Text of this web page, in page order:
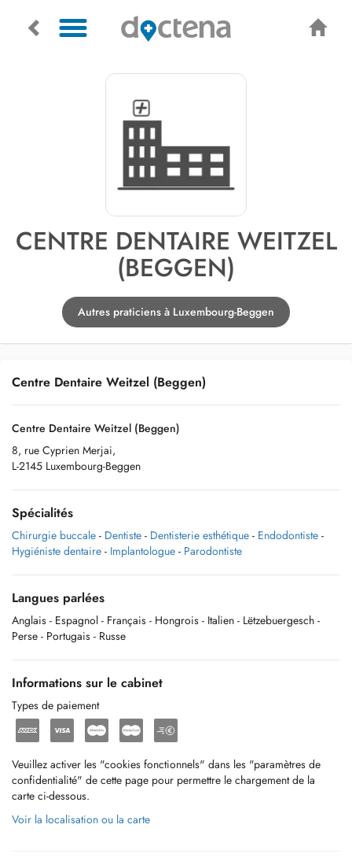
CENTRE DENTAIRE WEITZEL
(BEGGEN)
Autres praticiens à Luxembourg-Beggen
Centre Dentaire Weitzel (Beggen)
Centre Dentaire Weitzel (Beggen)
8, rue Cyprien Merjai,
L-2145 Luxembourg-Beggen
Spécialités
Chirurgie buccale - Dentiste - Dentisterie esthétique - Endodontiste -
Hygiéniste dentaire - Implantologue - Parodontiste
Langues parlées
Anglais - Espagnol - Français - Hongrois - Italien - Lëtzebuergesch -
Perse - Portugais - Russe
Informations sur le cabinet
Types de paiement
Veuillez activer les "cookies fonctionnels" dans les "paramètres de
confidentialité" de cette page pour permettre le chargement de la
carte ci-dessous.
Voir la localisation ou la carte